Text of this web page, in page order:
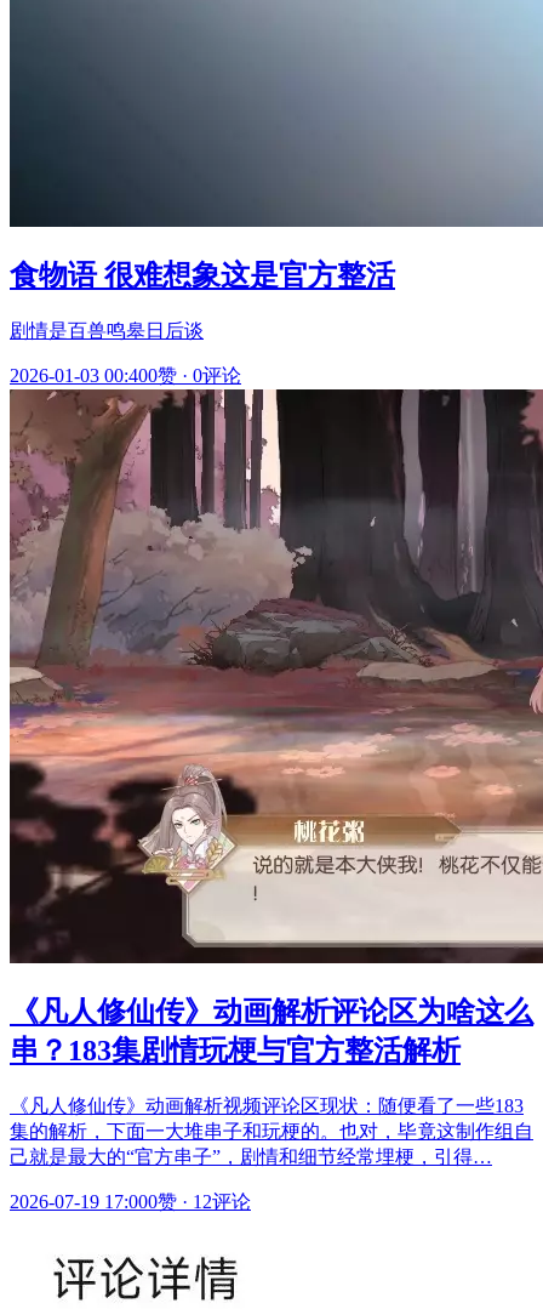
食物语 很难想象这是官方整活
剧情是百兽鸣皋日后谈
2026-01-03 00:400赞 · 0评论
《凡人修仙传》动画解析评论区为啥这么
串？183集剧情玩梗与官方整活解析
《凡人修仙传》动画解析视频评论区现状：随便看了一些183
集的解析，下面一大堆串子和玩梗的。也对，毕竟这制作组自
己就是最大的“官方串子”，剧情和细节经常埋梗，引得…
2026-07-19 17:000赞 · 12评论